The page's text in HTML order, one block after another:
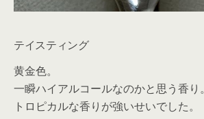
テイスティング
黄金色。
一瞬ハイアルコールなのかと思う香り。
トロピカルな香りが強いせいでした。